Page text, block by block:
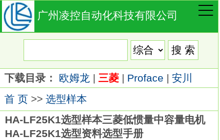
广州凌控自动化科技有限公司
下载目录： 欧姆龙 | 三菱| Proface | 安川
首 页>> 选型样本
HA-LF25K1选型样本三菱低惯量中容量电机
HA-LF25K1选型资料选型手册